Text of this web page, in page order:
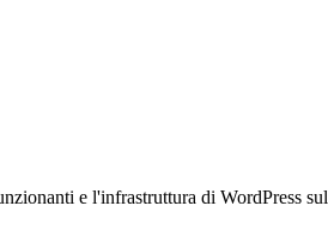
e l'infrastruttura di WordPress